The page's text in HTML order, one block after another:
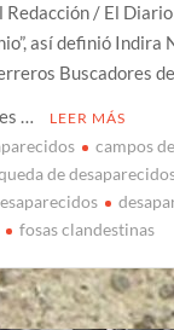
Redacción / El Diario
así definió Indira
Buscadores
…
LEER MÁS
campos
de
fosas clandestinas